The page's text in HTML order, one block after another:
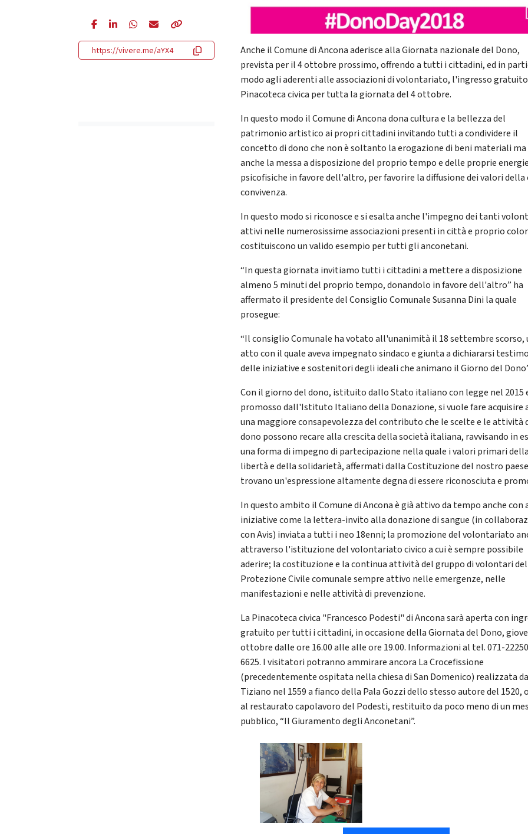
https://vivere.me/aYX4
Anche il Comune di Ancona aderisce alla Giornata nazionale del Dono,
prevista per il 4 ottobre prossimo, offrendo a tutti i cittadini, ed in
modo agli aderenti alle associazioni di volontariato, l'ingresso
Pinacoteca civica per tutta la giornata del 4 ottobre.
In questo modo il Comune di Ancona dona cultura e la bellezza del
patrimonio artistico ai propri cittadini invitando tutti a condividere il
concetto di dono che non è soltanto la erogazione di beni materiali ma
anche la messa a disposizione del proprio tempo e delle proprie
psicofisiche in favore dell'altro, per favorire la diffusione dei valori della
convivenza.
In questo modo si riconosce e si esalta anche l'impegno dei tanti
attivi nelle numerosissime associazioni presenti in città e proprio
costituiscono un valido esempio per tutti gli anconetani.
“In questa giornata invitiamo tutti i cittadini a mettere a disposizione
almeno 5 minuti del proprio tempo, donandolo in favore dell'altro” ha
affermato il presidente del Consiglio Comunale Susanna Dini la quale
prosegue:
“Il consiglio Comunale ha votato all'unanimità il 18 settembre scorso,
atto con il quale aveva impegnato sindaco e giunta a dichiararsi
delle iniziative e sostenitori degli ideali che animano il Giorno del
Con il giorno del dono, istituito dallo Stato italiano con legge nel 2015
promosso dall'Istituto Italiano della Donazione, si vuole fare
una maggiore consapevolezza del contributo che le scelte e le attività
dono possono recare alla crescita della società italiana, ravvisando in
una forma di impegno di partecipazione nella quale i valori primari
libertà e della solidarietà, affermati dalla Costituzione del nostro
trovano un'espressione altamente degna di essere riconosciuta e
In questo ambito il Comune di Ancona è già attivo da tempo anche con
iniziative come la lettera-invito alla donazione di sangue (in
con Avis) inviata a tutti i neo 18enni; la promozione del volontariato
attraverso l'istituzione del volontariato civico a cui è sempre possibile
aderire; la costituzione e la continua attività del gruppo di volontari
Protezione Civile comunale sempre attivo nelle emergenze, nelle
manifestazioni e nelle attività di prevenzione.
La Pinacoteca civica "Francesco Podesti" di Ancona sarà aperta con
gratuito per tutti i cittadini, in occasione della Giornata del Dono,
ottobre dalle ore 16.00 alle alle ore 19.00. Informazioni al tel. 071-
6625. I visitatori potranno ammirare ancora La Crocefissione
(precedentemente ospitata nella chiesa di San Domenico) realizzata
Tiziano nel 1559 a fianco della Pala Gozzi dello stesso autore del 1520,
al restaurato capolavoro del Podesti, restituito da poco meno di un
pubblico, “Il Giuramento degli Anconetani”.